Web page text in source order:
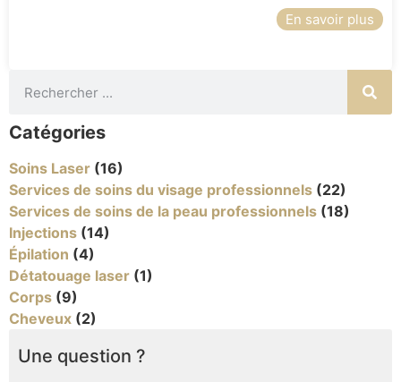
En savoir plus
Catégories
Soins Laser (16)
Services de soins du visage professionnels (22)
Services de soins de la peau professionnels (18)
Injections (14)
Épilation (4)
Détatouage laser (1)
Corps (9)
Cheveux (2)
Une question ?